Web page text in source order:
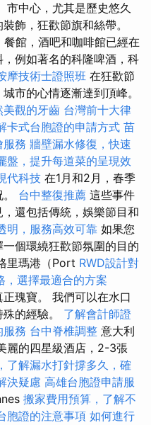
市中心，尤其是歷史悠久
飾，狂歡節旗和絲帶。
餐館，酒吧和咖啡館已經在
例如著名的科隆啤酒，科
摩技術士證照班 在狂歡節
市的心情逐漸達到頂峰。
美觀的牙齒 台灣前十大律
卡式台胞證的申請方式 苗
服務 牆壁漏水修復，快速
盤，提升每道菜的呈現效
代科技 在1月和2月，春季
台中整復推薦 這些事件
還包括傳統，娛樂節目和
明，服務高效可靠 如果您
個環繞狂歡節氛圍的目的
里瑪港（Port RWD設計對
選擇最適合的方案
瑰寶。 我們可以在水口
的經驗。 了解會計師證
服務 台中脊椎調整 意大利
麗的四星級酒店，2-3張
了解漏水打針撐多久，確
決疑慮 高雄台胞證申請服
搬家費用預算，了解不
胞證的注意事項 如何進行